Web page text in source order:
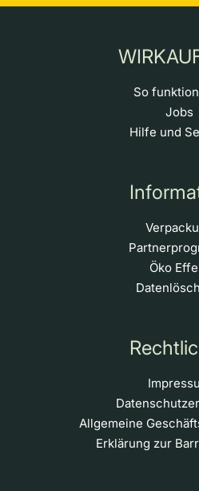
So
Jobs
Hilfe und
Öko
Allgemeine
Erklärung zur